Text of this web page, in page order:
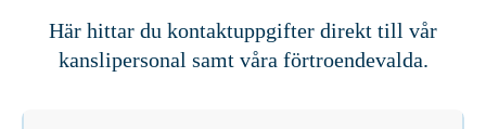
Här hittar du kontaktuppgifter direkt till vår
kanslipersonal samt våra förtroendevalda.